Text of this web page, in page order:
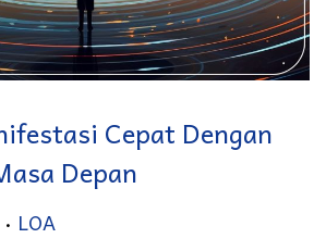
Cepat Dengan
Depan
. Posted in
LOA